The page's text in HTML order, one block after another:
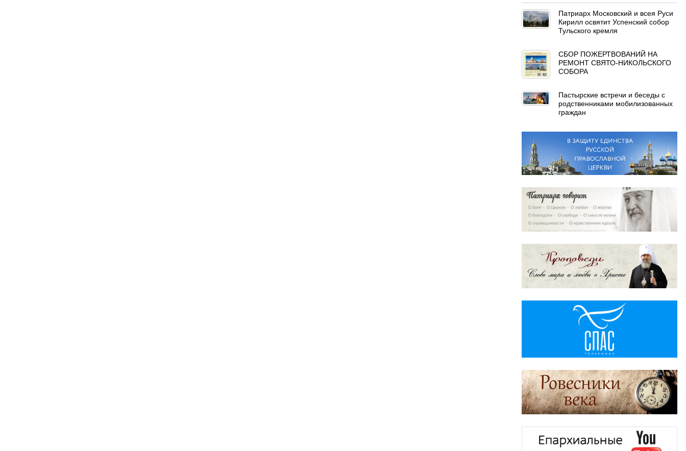
Патриарх Московский и всея Руси
Кирилл освятит Успенский собор
Тульского кремля
СБОР ПОЖЕРТВОВАНИЙ НА
РЕМОНТ СВЯТО-НИКОЛЬСКОГО
СОБОРА
Пастырские встречи и беседы с
родственниками мобилизованных
граждан